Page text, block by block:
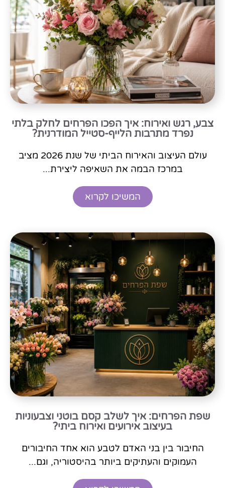
צבע, רגש ואירוח: איך הפכו הפרחים לחלק בלתי
נפרד מתרבות הלייף-סטייל המודרנית?
עולם העיצוב והאירוח הביתי של שנת 2026 מציב
במרכז הבמה את השאיפה ליצירת...
המשיכו לקרוא
שפת הפרחים: איך לשלב קסם בוטני וצבעוניות
בעיצוב אירועים ואירוח ביתי?
החיבור בין בני האדם לטבע הוא אחד החיבורים
העמוקים והעתיקים ביותר בהיסטוריה, וגם...